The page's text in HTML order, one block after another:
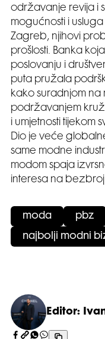
održavanje revija i
mogućnosti i
Zagreb, njihovi
prošlosti. Banka
poslovanju i
puta pružala
kako suradnjom na
podržavanjem
i umjetnosti tijekom
Dio je veće
same modne
modom spaja
interesa na
moda pbz
najbolji modni
Editor: